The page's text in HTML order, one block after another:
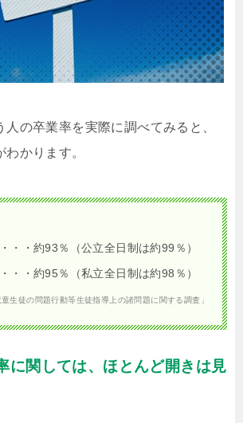
の卒業率を実際に調べてみると、
かります。
・・約93％（公立全日制は約99％）
・・約95％（私立全日制は約98％）
生徒の問題行動等生徒指導上の諸問題に関する調査」
に関しては、ほとんど開きは見